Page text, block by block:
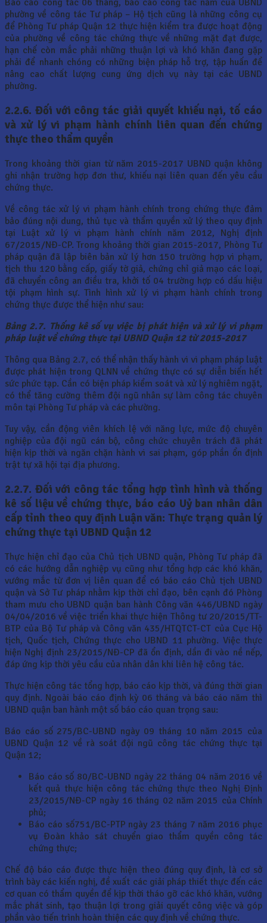
phường về công tác Tư pháp – Hộ tịch cũng là những công cụ
để Phòng Tư pháp Quận 12 thực hiện kiểm tra được hoạt động
của phường về công tác chứng thực về những mặt đạt được,
hạn chế còn mắc phải những thuận lợi và khó khăn đang gặp
phải để nhanh chóng có những biện pháp hỗ trợ, tập huấn để
nâng cao chất lượng cung ứng dịch vụ này tại các UBND
phường.
2.2.6. Đối với công tác giải quyết khiếu nại, tố cáo
và xử lý vi phạm hành chính liên quan đến chứng
thực theo thẩm quyền
Trong khoảng thời gian từ năm 2015-2017 UBND quận không
ghi nhận trường hợp đơn thư, khiếu nại liên quan đến yêu cầu
chứng thực.
Về công tác xử lý vi phạm hành chính trong chứng thực đảm
bảo đúng nội dung, thủ tục và thẩm quyền xử lý theo quy định
tại Luật xử lý vi phạm hành chính năm 2012, Nghị định
67/2015/NĐ-CP. Trong khoảng thời gian 2015-2017, Phòng Tư
pháp quận đã lập biên bản xử lý hơn 150 trường hợp vi phạm,
tịch thu 120 bằng cấp, giấy tờ giả, chứng chỉ giả mạo các loại,
đã chuyển công an điều tra, khởi tố 04 trường hợp có dấu hiệu
tội phạm hình sự. Tình hình xử lý vi phạm hành chính trong
chứng thực được thể hiện như sau:
Bảng 2.7. Thống kê số vụ việc bị phát hiện và xử lý vi phạm
pháp luật về chứng thực tại UBND Quận 12 từ 2015-2017
Thông qua Bảng 2.7, có thể nhận thấy hành vi vi phạm pháp luật
được phát hiện trong QLNN về chứng thực có sự diễn biến hết
sức phức tạp. Cần có biện pháp kiểm soát và xử lý nghiêm ngặt,
có thể tăng cường thêm đội ngũ nhân sự làm công tác chuyên
môn tại Phòng Tư pháp và các phường.
Tuy vậy, cần động viên khích lệ với năng lực, mức độ chuyên
nghiệp của đội ngũ cán bộ, công chức chuyên trách đã phát
hiện kịp thời và ngăn chặn hành vi sai phạm, góp phần ổn định
trật tự xã hội tại địa phương.
2.2.7. Đối với công tác tổng hợp tình hình và thống
kê số liệu về chứng thực, báo cáo Uỷ ban nhân dân
cấp tỉnh theo quy định Luận văn: Thực trạng quản lý
chứng thực tại UBND Quận 12
Thực hiện chỉ đạo của Chủ tịch UBND quận, Phòng Tư pháp đã
có các hướng dẫn nghiệp vụ cũng như tổng hợp các khó khăn,
vướng mắc từ đơn vị liên quan để có báo cáo Chủ tịch UBND
quận và Sở Tư pháp nhằm kịp thời chỉ đạo, bên cạnh đó Phòng
tham mưu cho UBND quận ban hành Công văn 446/UBND ngày
04/04/2016 về việc triển khai thực hiện Thông tư 20/2015/TT-
BTP của Bộ Tư pháp và Công văn 435/HTQTCT-CT của Cục Hộ
tịch, Quốc tịch, Chứng thực cho UBND 11 phường. Việc thực
hiện Nghị định 23/2015/NĐ-CP đã ổn định, dần đi vào nề nếp,
đáp ứng kịp thời yêu cầu của nhân dân khi liên hệ công tác.
Thực hiện công tác tổng hợp, báo cáo kịp thời, và đúng thời gian
quy định. Ngoài báo cáo định kỳ 06 tháng và báo cáo năm thì
UBND quận ban hành một số báo cáo quan trọng sau:
Báo cáo số 275/BC-UBND ngày 09 tháng 10 năm 2015 của
UBND Quận 12 về rà soát đội ngũ công tác chứng thực tại
Quận 12;
Báo cáo số 80/BC-UBND ngày 22 tháng 04 năm 2016 về
kết quả thực hiện công tác chứng thực theo Nghị Định
23/2015/NĐ-CP ngày 16 tháng 02 năm 2015 của Chính
phủ;
Báo cáo số751/BC-PTP ngày 23 tháng 7 năm 2016 phục
vụ Đoàn khảo sát chuyển giao thẩm quyền công tác
chứng thực;
Chế độ báo cáo được thực hiện theo đúng quy định, là cơ sở
trình bày các kiến nghị, đề xuất các giải pháp thiết thực đến các
cơ quan có thẩm quyền để kịp thời tháo gỡ các khó khăn, vướng
mắc phát sinh, tạo thuận lợi trong giải quyết công việc và góp
phần vào tiến trình hoàn thiện các quy định về chứng thực.